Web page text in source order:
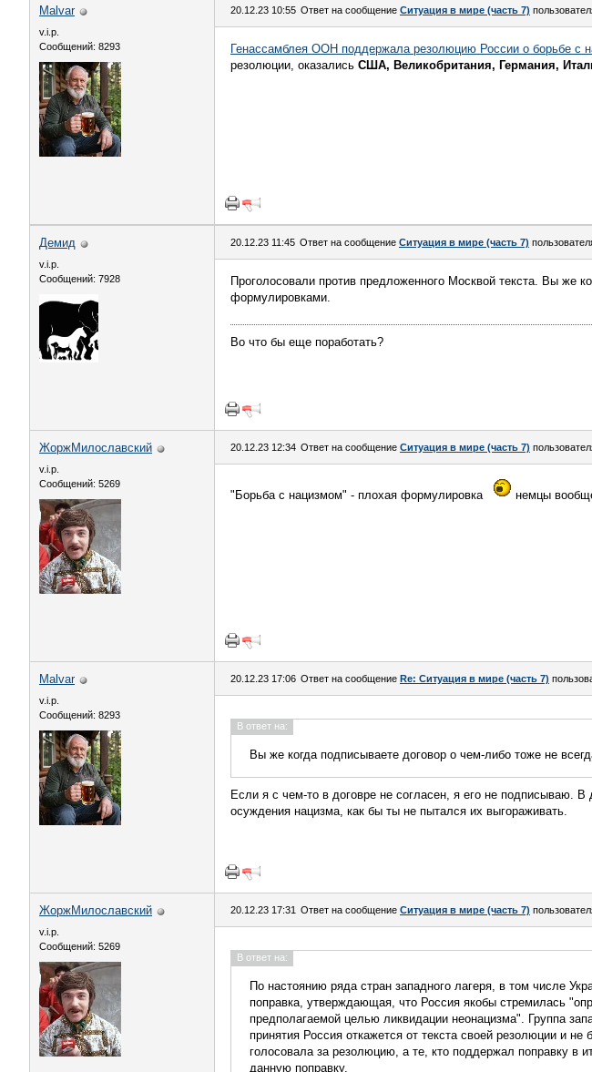
Malvar
v.i.p.
Сообщений: 8293
20.12.23 10:55 Ответ на сообщение Ситуация в мире (часть 7)
Генассамблея ООН поддержала резолюцию России о борьбе с
резолюции, оказались США, Великобритания, Германия,
Демид
v.i.p.
Сообщений: 7928
20.12.23 11:45 Ответ на сообщение Ситуация в мире (часть 7)
Проголосовали против предложенного Москвой текста. Вы же
формулировками.
Во что бы еще поработать?
ЖоржМилославский
v.i.p.
Сообщений: 5269
20.12.23 12:34 Ответ на сообщение Ситуация в мире (часть 7)
"Борьба с нацизмом" - плохая формулировка немцы
Malvar
v.i.p.
Сообщений: 8293
20.12.23 17:06 Ответ на сообщение Re: Ситуация в мире (часть 7)
В ответ на:
Вы же когда подписываете договор о чем-либо тоже не
Если я с чем-то в договре не согласен, я его не подписываю. В
осуждения нацизма, как бы ты не пытался их выгораживать.
ЖоржМилославский
v.i.p.
Сообщений: 5269
20.12.23 17:31 Ответ на сообщение Ситуация в мире (часть 7)
В ответ на:
По настоянию ряда стран западного лагеря, в том числе
поправка, утверждающая, что Россия якобы стремилась
предполагаемой целью ликвидации неонацизма". Группа
принятия Россия откажется от текста своей резолюции и
голосовала за резолюцию, а те, кто поддержал поправку в
данную поправку.